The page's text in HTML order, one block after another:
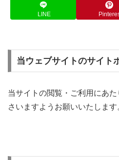
LINE
当ウェブサイトのサイト
当サイトの閲覧・ご利用にあ
さいますようお願いいたします